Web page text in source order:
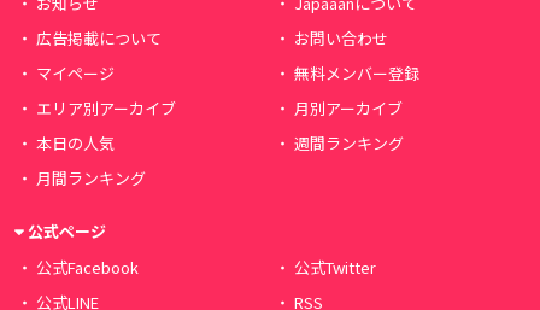
広告掲載について
お問い合わせ
マイページ
無料メンバー登録
エリア別アーカイブ
月別アーカイブ
本日の人気
週間ランキング
月間ランキング
公式ページ
公式Facebook
公式Twitter
公式LINE
RSS